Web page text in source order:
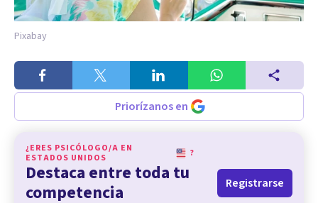
Pixabay
Priorízanos en
¿ERES PSICÓLOGO/A EN
ESTADOS UNIDOS
?
Destaca entre toda tu
competencia
Registrarse